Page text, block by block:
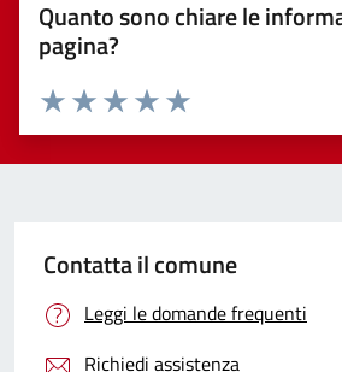
Quanto sono chiare le
pagina?
Valuta 5 stelle su 5
Valuta 4 stelle su 5
Valuta 3 stelle su 5
Valuta 2 stelle su 5
Valuta 1 stelle su 5
Contatta il comune
Leggi le domande frequenti
Richiedi assistenza